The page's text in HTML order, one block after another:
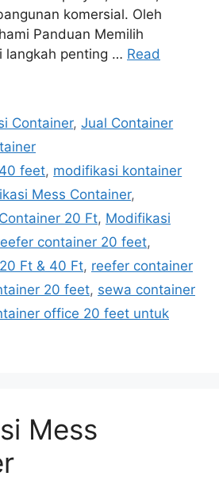
komersial. Oleh
Panduan Memilih
langkah penting … Read
Container,Jual Container
feet, modifikasi kontainer
Mess Container,
20 Ft, Modifikasi
container 20 feet,
Ft & 40 Ft, reefer container
20 feet, sewa container
office 20 feet untuk
Mess